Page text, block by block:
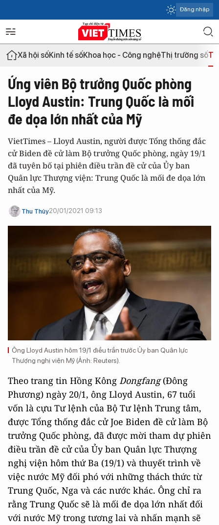
Đăng nhập
Xã hội sốKinh tế sốKhoa học - Công nghệThị trường số
Ứng viên Bộ trưởng Quốc phòng
Lloyd Austin: Trung Quốc là mối
đe dọa lớn nhất của Mỹ
VietTimes – Lloyd Austin, người được Tổng thống đắc
cử Biden đề cử làm Bộ trưởng Quốc phòng, ngày 19/1
đã tuyên bố tại phiên điều trần đề cử của Ủy ban
Quân lực Thượng viện: Trung Quốc là mối đe dọa lớn
nhất của Mỹ.
Thu Thủy20/01/2021 09:13
Ông Lloyd Austin hôm 19/1 điều trần trước Ủy ban Quân lực
Thượng nghị viện Mỹ (Ảnh: Reuters).
Theo trang tin Hồng Kông Dongfang(Đông
Phương) ngày 20/1, ông Lloyd Austin, 67 tuổi
vốn là cựu Tư lệnh của Bộ Tư lệnh Trung tâm,
được Tổng thống đắc cử Joe Biden đề cử làm Bộ
trưởng Quốc phòng, đã được mời tham dự phiên
điều trần đề cử của Ủy ban Quân lực Thượng
nghị viện hôm thứ Ba (19/1) và thuyết trình về
việc nước Mỹ đối phó với những thách thức từ
Trung Quốc, Nga và các nước khác. Ông chỉ ra
rằng Trung Quốc sẽ là mối đe dọa lớn nhất đối
với nước Mỹ trong tương lai và nhấn mạnh sẽ